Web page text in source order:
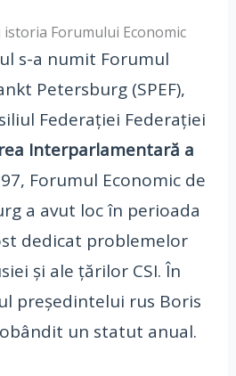
Forumului Economic
s-a numit Forumul
Petersburg (SPEF),
Federației Federației
Interparlamentară a
Forumul Economic de
a avut loc în perioada
dedicat problemelor
și ale țărilor CSI. În
președintelui rus Boris
un statut anual.